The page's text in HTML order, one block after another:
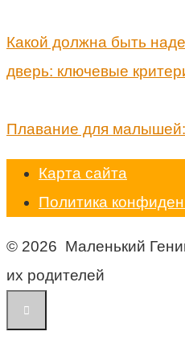
Какой должна быть
дверь: ключевые
Плавание для малышей:
Карта сайта
Политика
© 2026 Маленький
их родителей